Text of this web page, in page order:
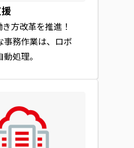
き方改革を推進！
事務作業は、ロボ
処理。